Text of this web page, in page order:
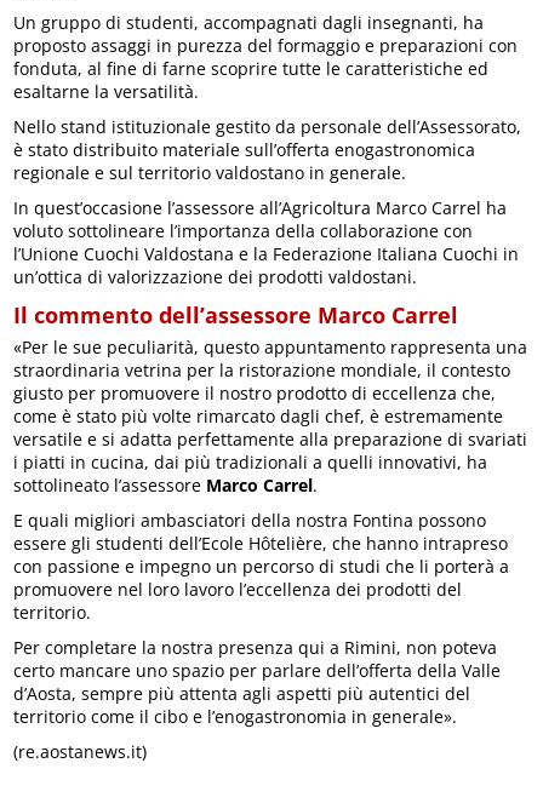
Un gruppo di studenti, accompagnati dagli insegnanti, ha
proposto assaggi in purezza del formaggio e preparazioni con
fonduta, al fine di farne scoprire tutte le caratteristiche ed
esaltarne la versatilità.
Nello stand istituzionale gestito da personale dell’Assessorato,
è stato distribuito materiale sull’offerta enogastronomica
regionale e sul territorio valdostano in generale.
In quest’occasione l’assessore all’Agricoltura Marco Carrel ha
voluto sottolineare l’importanza della collaborazione con
l’Unione Cuochi Valdostana e la Federazione Italiana Cuochi in
un’ottica di valorizzazione dei prodotti valdostani.
Il commento dell’assessore Marco Carrel
«Per le sue peculiarità, questo appuntamento rappresenta una
straordinaria vetrina per la ristorazione mondiale, il contesto
giusto per promuovere il nostro prodotto di eccellenza che,
come è stato più volte rimarcato dagli chef, è estremamente
versatile e si adatta perfettamente alla preparazione di svariati
i piatti in cucina, dai più tradizionali a quelli innovativi, ha
sottolineato l’assessore Marco Carrel.
E quali migliori ambasciatori della nostra Fontina possono
essere gli studenti dell’Ecole Hôtelière, che hanno intrapreso
con passione e impegno un percorso di studi che li porterà a
promuovere nel loro lavoro l’eccellenza dei prodotti del
territorio.
Per completare la nostra presenza qui a Rimini, non poteva
certo mancare uno spazio per parlare dell’offerta della Valle
d’Aosta, sempre più attenta agli aspetti più autentici del
territorio come il cibo e l’enogastronomia in generale».
(re.aostanews.it)